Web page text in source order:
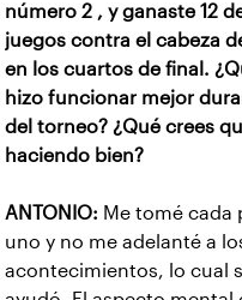
número 2 , y ganaste 12
juegos contra el cabeza
en los cuartos de final.
hizo funcionar mejor
del torneo? ¿Qué crees
haciendo bien?
ANTONIO: Me tomé cada
uno y no me adelanté a
acontecimientos, lo cual